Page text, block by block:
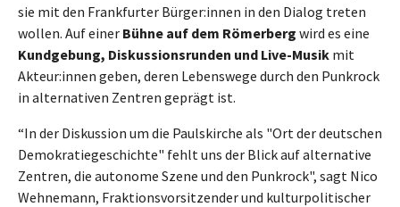
sie mit den Frankfurter Bürger:innen in den Dialog treten
wollen. Auf einer Bühne auf dem Römerberg wird es eine
Kundgebung, Diskussionsrunden und Live-Musik mit
Akteur:innen geben, deren Lebenswege durch den Punkrock
in alternativen Zentren geprägt ist.
“In der Diskussion um die Paulskirche als "Ort der deutschen
Demokratiegeschichte" fehlt uns der Blick auf alternative
Zentren, die autonome Szene und den Punkrock", sagt Nico
Wehnemann, Fraktionsvorsitzender und kulturpolitischer